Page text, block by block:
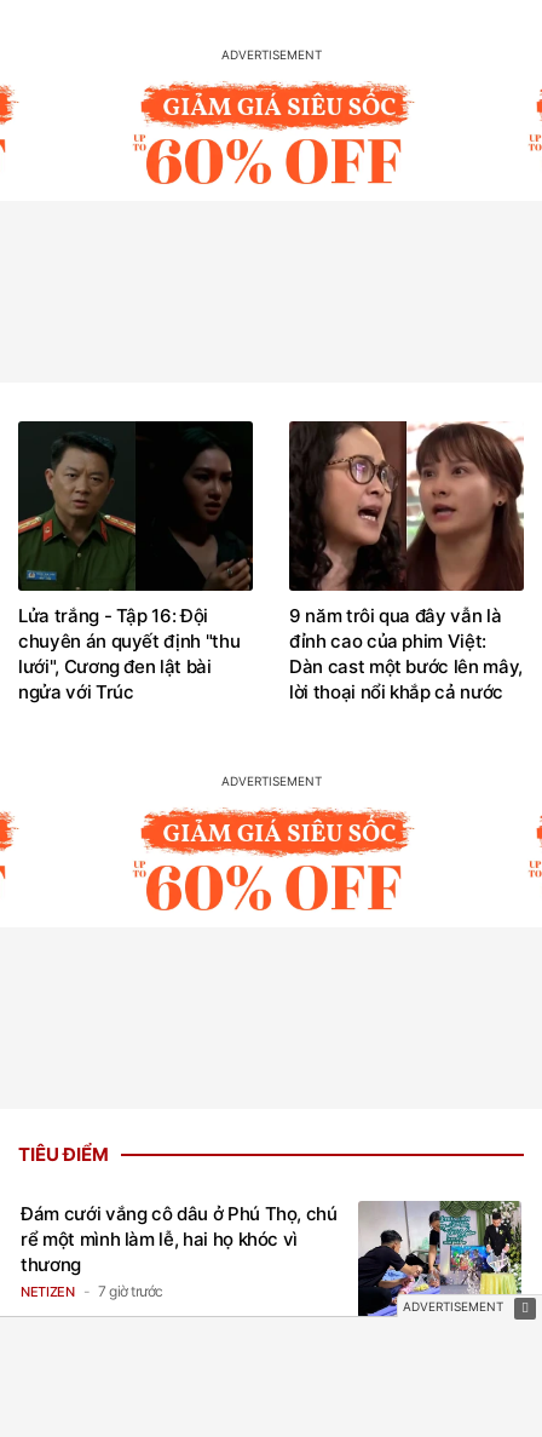
Lửa trắng - Tập 16: Đội
chuyên án quyết định "thu
lưới", Cương đen lật bài
ngửa với Trúc
9 năm trôi qua đây vẫn là
đỉnh cao của phim Việt:
Dàn cast một bước lên mây,
lời thoại nổi khắp cả nước
TIÊU ĐIỂM
Đám cưới vắng cô dâu ở Phú Thọ, chú
rể một mình làm lễ, hai họ khóc vì
thương
NETIZEN 7 giờ trước